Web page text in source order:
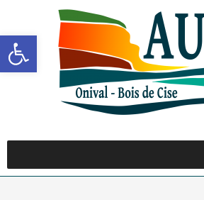
Ouvrir la barre